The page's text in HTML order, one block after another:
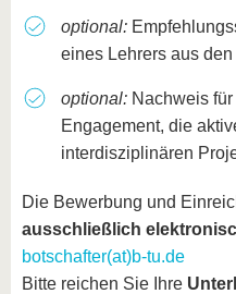
optional:
eines Lehrers aus
optional: Nachweis
Engagement, die
interdisziplinären
Die Bewerbung und
ausschließlich
botschafter(at)b-tu.de
Bitte reichen Sie Ihre